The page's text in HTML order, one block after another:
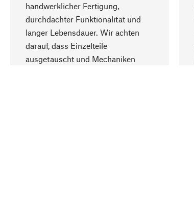
handwerklicher Fertigung,
durchdachter Funktionalität und
langer Lebensdauer. Wir achten
darauf, dass Einzelteile
ausgetauscht und Mechaniken